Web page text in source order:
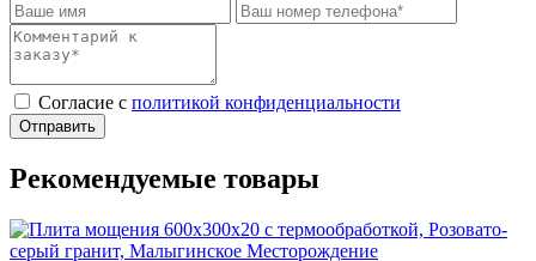
Cогласие с политикой конфиденциальности
Отправить
Рекомендуемые товары